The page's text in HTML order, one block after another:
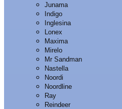
Junama
Indigo
Inglesina
Lonex
Maxima
Mirelo
Mr Sandman
Nastella
Noordi
Noordline
Ray
Reindeer